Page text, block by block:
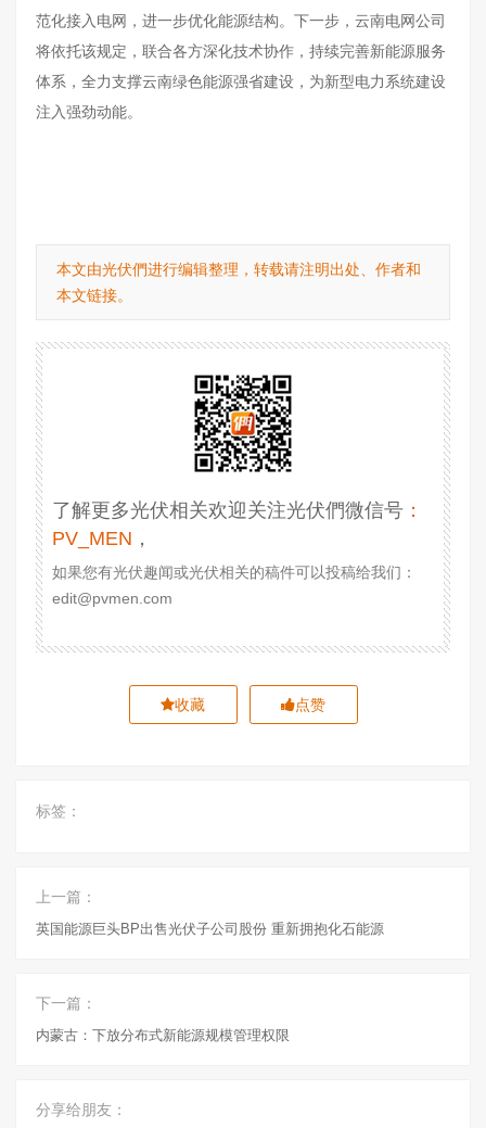
范化接入电网，进一步优化能源结构。下一步，云南电网公司
将依托该规定，联合各方深化技术协作，持续完善新能源服务
体系，全力支撑云南绿色能源强省建设，为新型电力系统建设
注入强劲动能。
本文由光伏們进行编辑整理，转载请注明出处、作者和
本文链接。
了解更多光伏相关欢迎关注光伏們微信号 ：
PV_MEN ，
如果您有光伏趣闻或光伏相关的稿件可以投稿给我们：
edit@pvmen.com
收藏 点赞
标签：
上一篇：
英国能源巨头BP出售光伏子公司股份 重新拥抱化石能源
下一篇：
内蒙古：下放分布式新能源规模管理权限
分享给朋友：